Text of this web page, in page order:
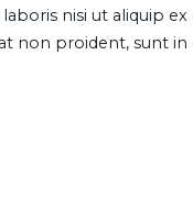
nisi ut aliquip
non proident, sunt